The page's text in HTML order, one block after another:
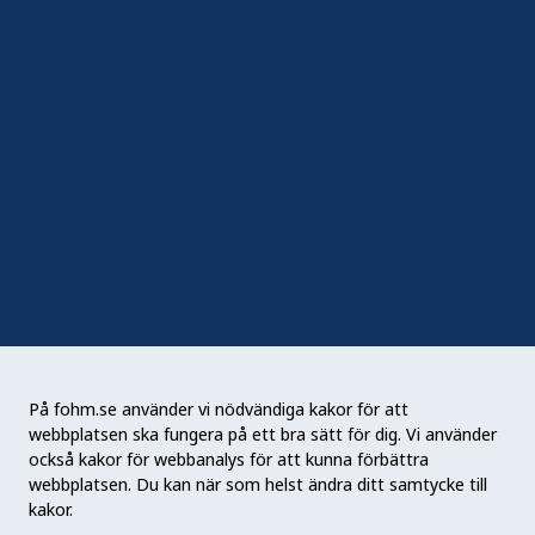
På fohm.se använder vi nödvändiga kakor för att
webbplatsen ska fungera på ett bra sätt för dig. Vi använder
också kakor för webbanalys för att kunna förbättra
webbplatsen. Du kan när som helst ändra ditt samtycke till
kakor.
Folkhälsomyndigheten (Fohm) är en nationell
kunskapsmyndighet som arbetar för en bättre
folkhälsa. Det gör myndigheten genom att